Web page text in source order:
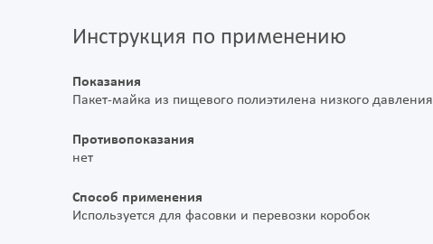
Инструкция по применению
Показания
Пакет-майка из пищевого полиэтилена низкого давления
Противопоказания
нет
Способ применения
Используется для фасовки и перевозки коробок